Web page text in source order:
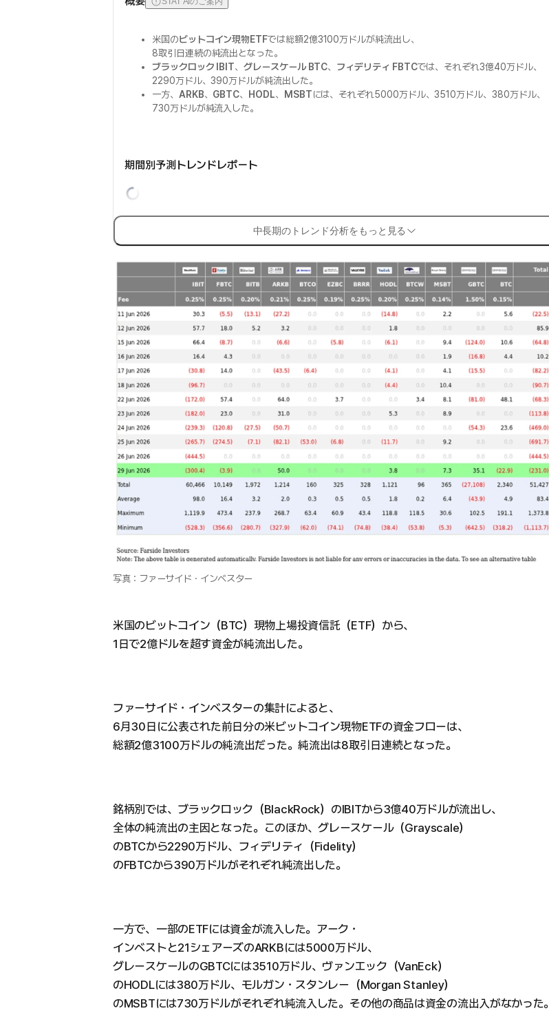
米国のビットコイン現物ETFでは総額2億3100万ドルが純流出し、
8取引日連続の純流出となった。
ブラックロック IBIT、グレースケール BTC、 フィデリティ FBTCでは、それぞれ3億40万ドル、
2290万ドル、390万ドルが純流出した。
一方、 ARKB、 GBTC、 HODL、 MSBTには、それぞれ5000万ドル、3510万ドル、380万ドル、
730万ドルが純流入した。
期間別予測トレンドレポート
中長期のトレンド分析をもっと見る
写真：ファーサイド・インベスター
米国のビットコイン（BTC）現物上場投資信託（ETF）から、
1日で2億ドルを超す資金が純流出した。
ファーサイド・インベスターの集計によると、
6月30日に公表された前日分の米ビットコイン現物ETFの資金フローは、
総額2億3100万ドルの純流出だった。純流出は8取引日連続となった。
銘柄別では、ブラックロック（BlackRock）のIBITから3億40万ドルが流出し、
全体の純流出の主因となった。このほか、グレースケール（Grayscale）
のBTCから2290万ドル、フィデリティ（Fidelity）
のFBTCから390万ドルがそれぞれ純流出した。
一方で、一部のETFには資金が流入した。アーク・
インベストと21シェアーズのARKBには5000万ドル、
グレースケールのGBTCには3510万ドル、ヴァンエック（VanEck）
のHODLには380万ドル、モルガン・スタンレー（Morgan Stanley）
のMSBTには730万ドルがそれぞれ純流入した。その他の商品は資金の流出入がなかった。